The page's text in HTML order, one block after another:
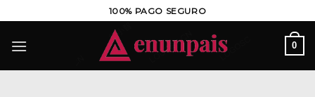
al
contenido
100% PAGO SEGURO
0